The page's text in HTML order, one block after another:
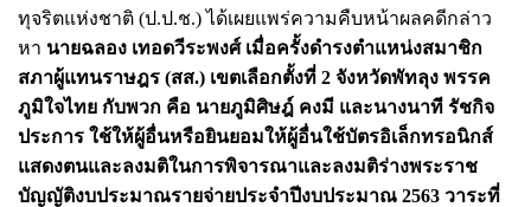
ทุจริตแห่งชาติ (ป.ป.ช.) ได้เผยแพร่ความคืบหน้าผลคดีกล่าว
หา นายฉลอง เทอดวีระพงศ์ เมื่อครั้งดำรงตำแหน่งสมาชิก
สภาผู้แทนราษฎร (สส.) เขตเลือกตั้งที่ 2 จังหวัดพัทลุง พรรค
ภูมิใจไทย กับพวก คือ นายภูมิศิษฎ์ คงมี และนางนาที รัชกิจ
ประการ ใช้ให้ผู้อื่นหรือยินยอมให้ผู้อื่นใช้บัตรอิเล็กทรอนิกส์
แสดงตนและลงมติในการพิจารณาและลงมติร่างพระราช
บัญญัติงบประมาณรายจ่ายประจำปีงบประมาณ 2563 วาระที่